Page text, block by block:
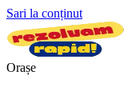
Sari la conținut
Orașe